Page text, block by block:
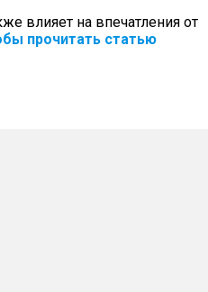
влияет на впечатления от
прочитать статью